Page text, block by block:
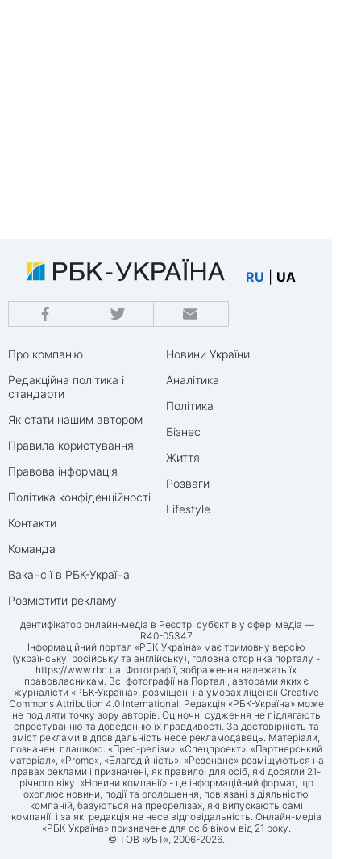
RU UA
Про компанію
Редакційна політика і
стандарти
Як стати нашим автором
Правила користування
Правова інформація
Політика конфіденційності
Контакти
Команда
Вакансії в РБК-Україна
Розмістити рекламу
Новини України
Аналітика
Політика
Бізнес
Життя
Розваги
Lifestyle
Ідентифікатор онлайн-медіа в Реєстрі суб’єктів у сфері медіа —
R40-05347
Інформаційний портал «РБК-Україна» має тримовну версію
(українську, російську та англійську), головна сторінка порталу -
https://www.rbc.ua. Фотографії, зображення належать їх
правовласникам. Всі фотографії на Порталі, авторами яких є
журналісти «РБК-Україна», розміщені на умовах ліцензії Creative
Commons Attribution 4.0 International. Редакція «РБК-Україна» може
не поділяти точку зору авторів. Оціночні судження не підлягають
спростуванню та доведенню їх правдивості. За достовірність та
зміст реклами відповідальність несе рекламодавець. Матеріали,
позначені плашкою: «Прес-релізи», «Спецпроект», «Партнерський
матеріал», «Promo», «Благодійність», «Резонанс» розміщуються на
правах реклами і призначені, як правило, для осіб, які досягли 21-
річного віку. «Новини компанії» - це інформаційний формат, що
охоплює новини, події та оголошення, пов'язані з діяльністю
компаній, базуються на пресрелізах, які випускають самі
компанії, і за які редакція не несе відповідальність. Онлайн-медіа
«РБК-Україна» призначене для осіб віком від 21 року.
© ТОВ «УБТ», 2006-2026.